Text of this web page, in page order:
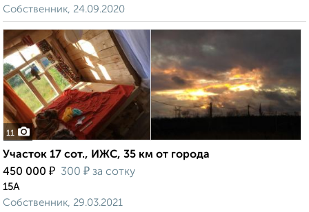
Собственник, 24.09.2020
11
Участок 17 сот., ИЖС, 35 км от города
450 000 ₽ 300 ₽ за сотку
15А
Собственник, 29.03.2021